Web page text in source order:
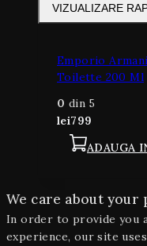
VIZUALIZARE
Emporio
Toilette 200 Ml
0 din 5
lei799
ADAUGA
We care about your
In order to provide you
experience, our site